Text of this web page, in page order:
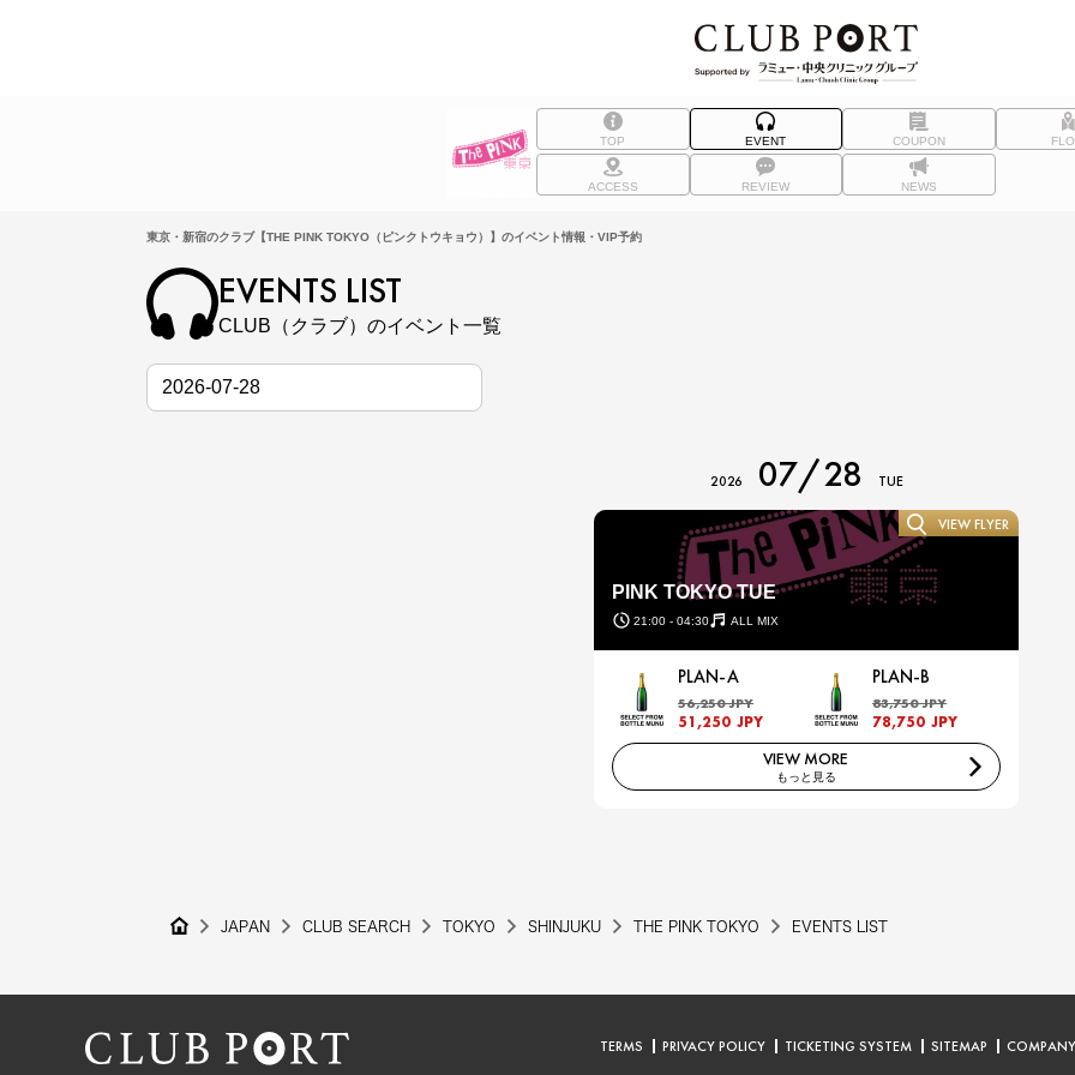
TOP EVENT COUPON
ACCESS REVIEW NEWS
東京・新宿のクラブ【THE PINK TOKYO（ピンクトウキョウ）】のイベント情報・VIP予約
EVENTS LIST
CLUB（クラブ）のイベント一覧
2026 07/28 TUE
PINK TOKYO TUE
21:00 - 04:30 ALL MIX
VIEW FLYER
PLAN-A
56,250 JPY
51,250 JPY
PLAN-B
83,750 JPY
78,750 JPY
VIEW MORE
もっと見る
JAPAN CLUB SEARCH TOKYO SHINJUKU THE PINK TOKYO EVENTS LIST
TERMS PRIVACY POLICY TICKETING SYSTEM SITEMAP COMPANY